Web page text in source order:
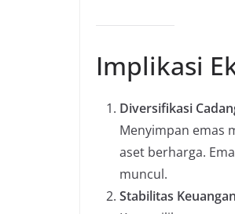
Implikasi
Diversifikasi
Menyimpan emas
aset berharga.
muncul.
Stabilitas Keuangan